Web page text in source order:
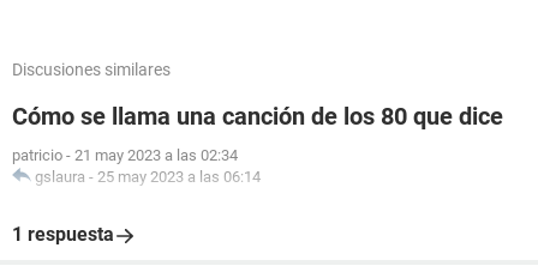
Discusiones similares
Cómo se llama una canción de los 80 que dice
patricio - 21 may 2023 a las 02:34
gslaura - 25 may 2023 a las 06:14
1 respuesta